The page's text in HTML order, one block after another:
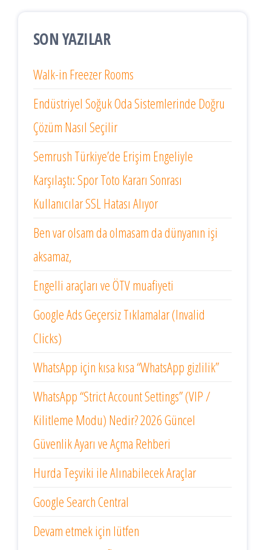
SON YAZILAR
Walk-in Freezer Rooms
Endüstriyel Soğuk Oda Sistemlerinde Doğru
Çözüm Nasıl Seçilir
Semrush Türkiye’de Erişim Engeliyle
Karşılaştı: Spor Toto Kararı Sonrası
Kullanıcılar SSL Hatası Alıyor
Ben var olsam da olmasam da dünyanın işi
aksamaz,
Engelli araçları ve ÖTV muafiyeti
Google Ads Geçersiz Tıklamalar (Invalid
Clicks)
WhatsApp için kısa kısa “WhatsApp gizlilik”
WhatsApp “Strict Account Settings” (VIP /
Kilitleme Modu) Nedir? 2026 Güncel
Güvenlik Ayarı ve Açma Rehberi
Hurda Teşviki ile Alınabilecek Araçlar
Google Search Central
Devam etmek için lütfen